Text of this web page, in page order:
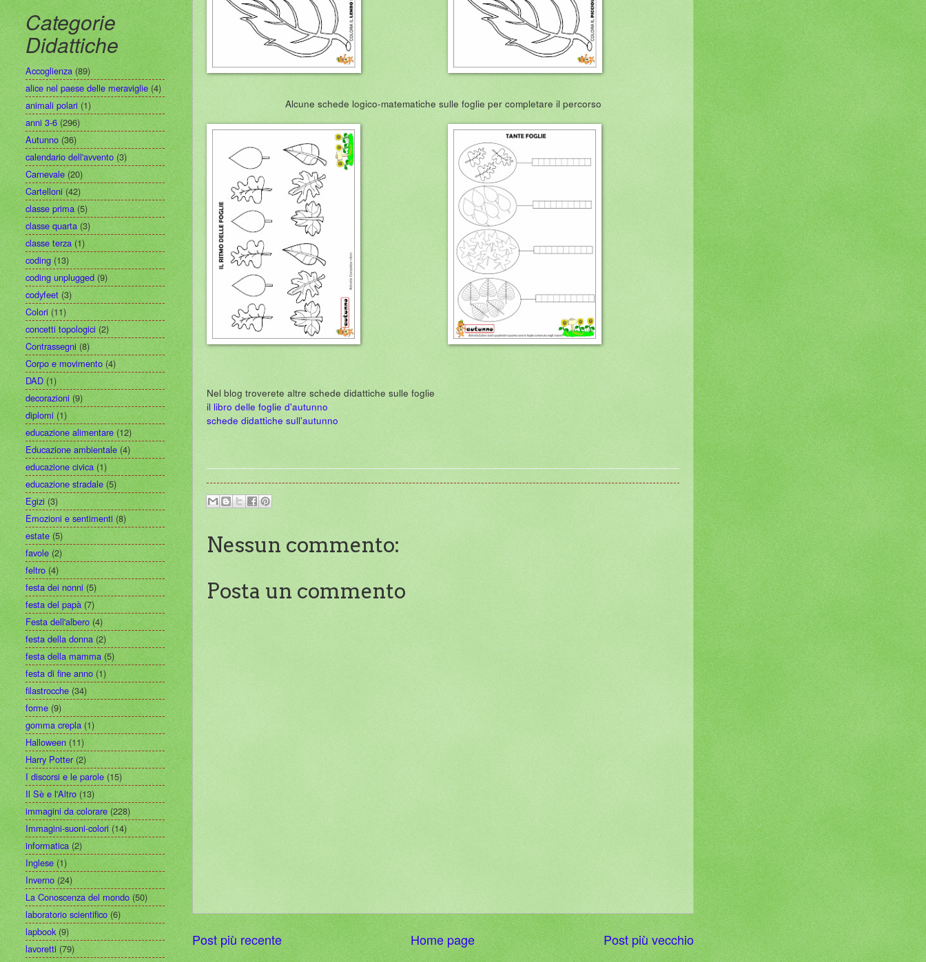
Alcune schede logico-matematiche sulle foglie per completare il percorso
Nel blog troverete altre schede didattiche sulle foglie
il libro delle foglie d'autunno
schede didattiche sull'autunno
Nessun commento:
Posta un commento
Post più recente Post più vecchio
Home page
Categorie
Didattiche
Accoglienza (89)
alice nel paese delle meraviglie (4)
animali polari (1)
anni 3-6 (296)
Autunno (36)
calendario dell'avvento (3)
Carnevale (20)
Cartelloni (42)
classe prima (5)
classe quarta (3)
classe terza (1)
coding (13)
coding unplugged (9)
codyfeet (3)
Colori (11)
concetti topologici (2)
Contrassegni (8)
Corpo e movimento (4)
DAD (1)
decorazioni (9)
diplomi (1)
educazione alimentare (12)
Educazione ambientale (4)
educazione civica (1)
educazione stradale (5)
Egizi (3)
Emozioni e sentimenti (8)
estate (5)
favole (2)
feltro (4)
festa dei nonni (5)
festa del papà (7)
Festa dell'albero (4)
festa della donna (2)
festa della mamma (5)
festa di fine anno (1)
filastrocche (34)
forme (9)
gomma crepla (1)
Halloween (11)
Harry Potter (2)
I discorsi e le parole (15)
Il Sè e l'Altro (13)
immagini da colorare (228)
Immagini-suoni-colori (14)
informatica (2)
Inglese (1)
Inverno (24)
La Conoscenza del mondo (50)
laboratorio scientifico (6)
lapbook (9)
lavoretti (79)